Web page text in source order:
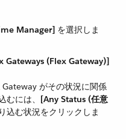
Manager] ​ を選択しま
Gateways (Flex Gateway)]
がその状況に関係
むには、​ [Any Status (任意
込む状況をクリックしま